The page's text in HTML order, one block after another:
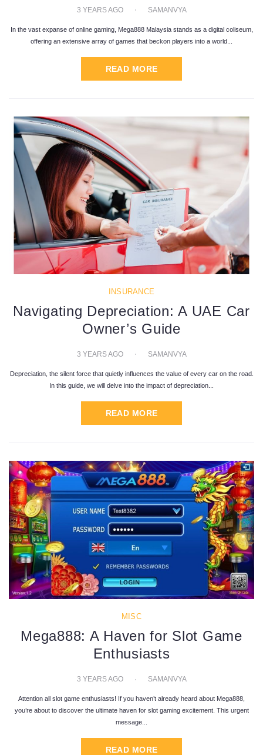
3 YEARS AGO SAMANVYA
In the vast expanse of online gaming, Mega888 Malaysia stands as a digital coliseum,
offering an extensive array of games that beckon players into a world...
READ MORE
INSURANCE
Navigating Depreciation: A UAE Car
Owner’s Guide
3 YEARS AGO SAMANVYA
Depreciation, the silent force that quietly influences the value of every car on the road.
In this guide, we will delve into the impact of depreciation...
READ MORE
MISC
Mega888: A Haven for Slot Game
Enthusiasts
3 YEARS AGO SAMANVYA
Attention all slot game enthusiasts! If you haven’t already heard about Mega888,
you’re about to discover the ultimate haven for slot gaming excitement. This urgent
message...
READ MORE